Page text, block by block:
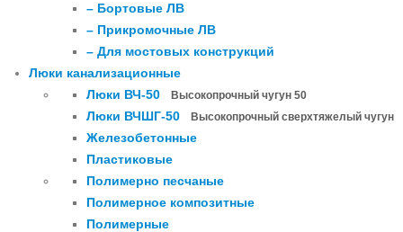
– Бортовые ЛВ
– Прикромочные ЛВ
– Для мостовых конструкций
Люки канализационные
Люки ВЧ-50
Высокопрочный чугун 50
Люки ВЧШГ-50 Высокопрочный сверхтяжелый чугун
Железобетонные
Пластиковые
Полимерно песчаные
Полимерное композитные
Полимерные